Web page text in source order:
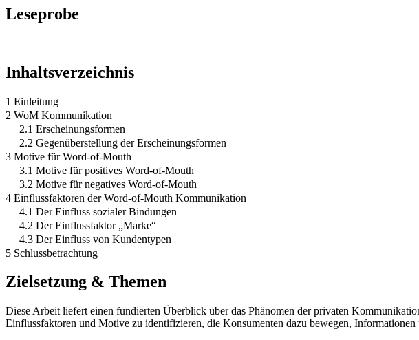
Leseprobe
Inhaltsverzeichnis
1 Einleitung
2 WoM Kommunikation
2.1 Erscheinungsformen
2.2 Gegenüberstellung der Erscheinungsformen
3 Motive für Word-of-Mouth
3.1 Motive für positives Word-of-Mouth
3.2 Motive für negatives Word-of-Mouth
4 Einflussfaktoren der Word-of-Mouth Kommunikation
4.1 Der Einfluss sozialer Bindungen
4.2 Der Einflussfaktor „Marke“
4.3 Der Einfluss von Kundentypen
5 Schlussbetrachtung
Zielsetzung & Themen
Diese Arbeit liefert einen fundierten Überblick über das Phänomen der privaten
Einflussfaktoren und Motive zu identifizieren, die Konsumenten dazu bewegen,